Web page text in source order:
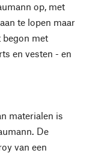
op, met
te lopen maar
begon met
en vesten - en
materialen is
De
van een